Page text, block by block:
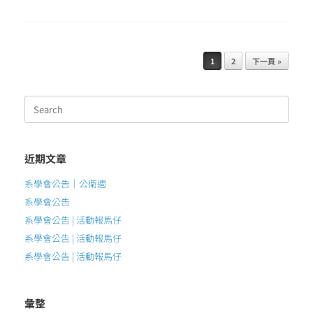
1 2 下一頁 »
Search
for:
近期文章
系學會公告｜公衛週
系學會公告
系學會公告 | 活動報馬仔
系學會公告 | 活動報馬仔
系學會公告 | 活動報馬仔
彙整